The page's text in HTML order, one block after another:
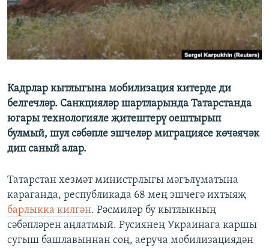
ДИНИ ТОРМЫШ
ПӘРӘВЕЗ
ФӘН-ФӘСМӘТӘН
ӘЙДӘ ONLINE
IDEL.РЕАЛИИ
БАШКА ТЕЛЛӘРДӘ
Кадрлар кытлыгына мобилизация китерде ди
белгечләр. Санкцияләр шартларында Татарстанда
югары технологияле җитештерү оештырып
булмый, шул сәбәпле эшчеләр миграциясе көчәячәк
дип саный алар.
Татарстан хезмәт министрлыгы мәгълүматына
караганда, республикада 68 мең эшчегә ихтыяҗ
барлыкка килгән. Рәсмиләр бу кытлыкның
сәбәпләрен аңлатмый. Русиянең Украинага каршы
сугыш башлавыннан соң, аеруча мобилизациядән